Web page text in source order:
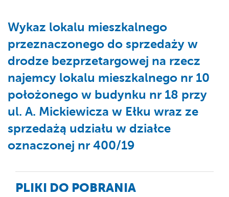
Wykaz lokalu mieszkalnego
przeznaczonego do sprzedaży w
drodze bezprzetargowej na rzecz
najemcy lokalu mieszkalnego nr 10
położonego w budynku nr 18 przy
ul. A. Mickiewicza w Ełku wraz ze
sprzedażą udziału w działce
oznaczonej nr 400/19
PLIKI DO POBRANIA